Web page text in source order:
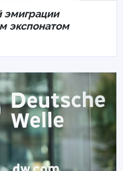
эмиграции
экспонатом